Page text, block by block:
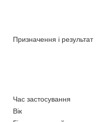
Призначення і результат
Час застосування
Вік